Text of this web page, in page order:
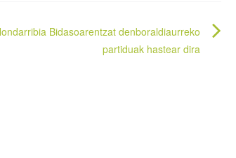
Bidasoarentzat denboraldiaurreko
partiduak hastear dira